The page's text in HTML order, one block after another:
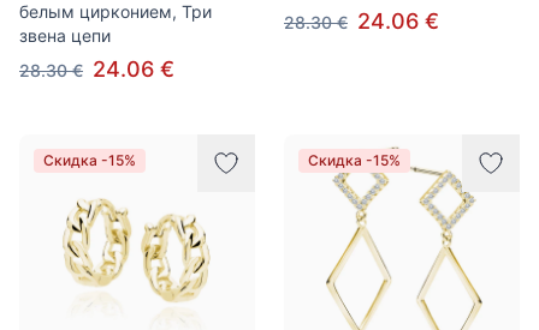
белым цирконием, Три
звена цепи
28.30 € 24.06 €
28.30 € 24.06 €
Скидка -15% Скидка -15%